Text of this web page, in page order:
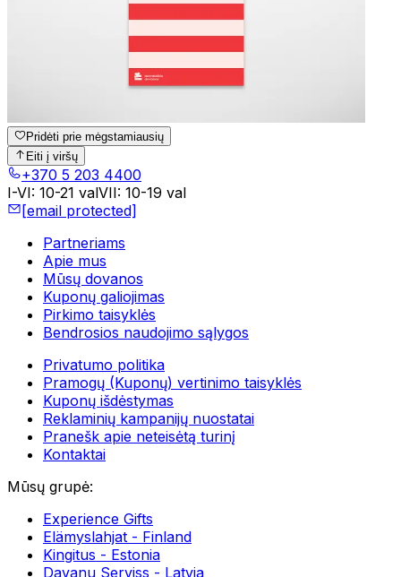
Pridėti prie mėgstamiausių
Eiti į viršų
+370 5 203 4400
I-VI: 10-21 valVII: 10-19 val
[email protected]
Partneriams
Apie mus
Mūsų dovanos
Kuponų galiojimas
Pirkimo taisyklės
Bendrosios naudojimo sąlygos
Privatumo politika
Pramogų (Kuponų) vertinimo taisyklės
Kuponų išdėstymas
Reklaminių kampanijų nuostatai
Pranešk apie neteisėtą turinį
Kontaktai
Mūsų grupė:
Experience Gifts
Elämyslahjat - Finland
Kingitus - Estonia
Davanu Serviss - Latvia